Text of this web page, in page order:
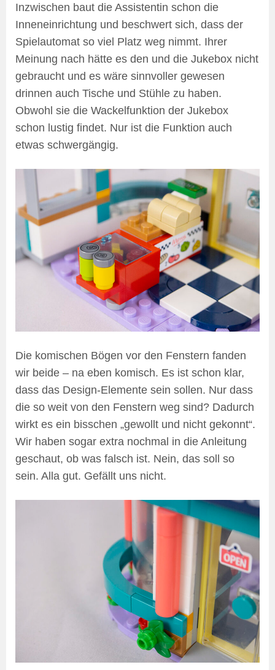
Inzwischen baut die Assistentin schon die
Inneneinrichtung und beschwert sich, dass der
Spielautomat so viel Platz weg nimmt. Ihrer
Meinung nach hätte es den und die Jukebox nicht
gebraucht und es wäre sinnvoller gewesen
drinnen auch Tische und Stühle zu haben.
Obwohl sie die Wackelfunktion der Jukebox
schon lustig findet. Nur ist die Funktion auch
etwas schwergängig.
Die komischen Bögen vor den Fenstern fanden
wir beide – na eben komisch. Es ist schon klar,
dass das Design-Elemente sein sollen. Nur dass
die so weit von den Fenstern weg sind? Dadurch
wirkt es ein bisschen „gewollt und nicht gekonnt“.
Wir haben sogar extra nochmal in die Anleitung
geschaut, ob was falsch ist. Nein, das soll so
sein. Alla gut. Gefällt uns nicht.